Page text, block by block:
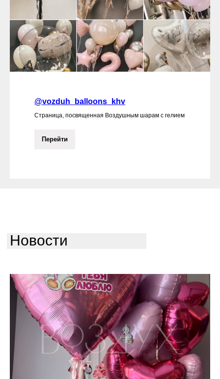
@vozduh_balloons_khv
Страница, посвященная Воздушным шарам с гелием
Перейти
Новости